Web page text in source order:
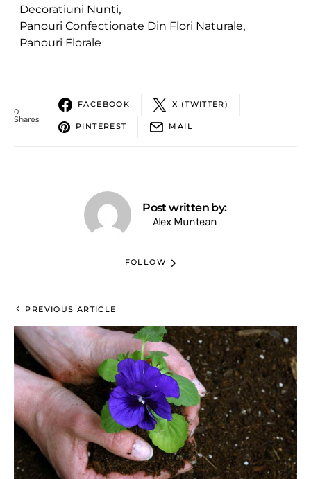
Decoratiuni Nunti,
Panouri Confectionate Din Flori Naturale,
Panouri Florale
0
Shares
FACEBOOK X (TWITTER)
PINTEREST MAIL
Post written by:
Alex Muntean
FOLLOW
PREVIOUS ARTICLE